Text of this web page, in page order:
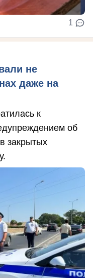
1
не
даже на
к
об
закрытых